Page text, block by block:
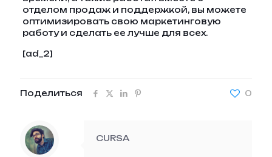
отделом продаж и поддержкой, вы можете
оптимизировать свою маркетинговую
работу и сделать ее лучше для всех.
[ad_2]
Поделиться 0
CURSA